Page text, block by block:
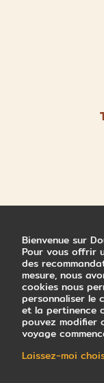
© 2026 Double
Mentions
CGV
Choix des
Bienvenue sur
Pour vous offrir
des
mesure, nous
cookies nous
personnaliser le
et la pertinence
pouvez modifier
voyage
Laissez-moi